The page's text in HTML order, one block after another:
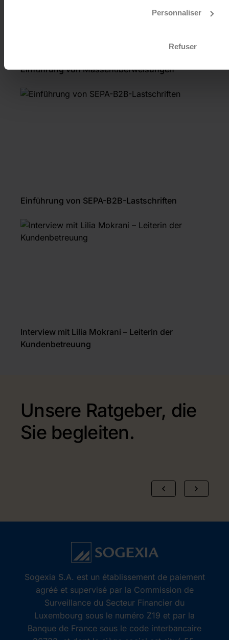
Personnaliser
Refuser
Einführung von Massenüberweisungen
Einführung von SEPA-B2B-Lastschriften
Interview mit Lilia Mokrani – Leiterin der
Kundenbetreuung
Unsere Ratgeber, die
Sie begleiten.
Sogexia S.A. est un établissement de paiement
agréé et supervisé par la Commission de
Surveillance du Secteur Financier du
Luxembourg sous le numéro Z19 et par la
Banque de France sous le code interbancaire